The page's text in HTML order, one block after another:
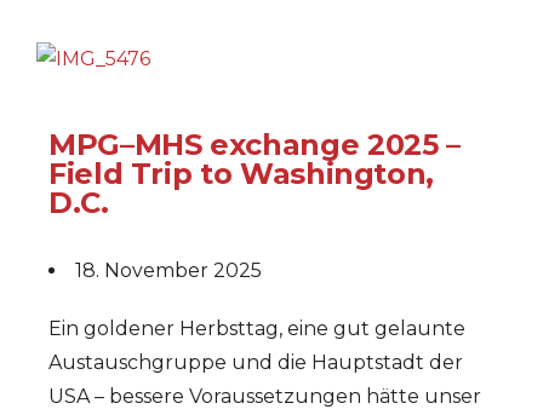
MPG–MHS exchange 2025 –
Field Trip to Washington,
D.C.
18. November 2025
Ein goldener Herbsttag, eine gut gelaunte
Austauschgruppe und die Hauptstadt der
USA – bessere Voraussetzungen hätte unser